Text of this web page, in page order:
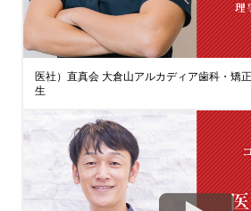
医社）直真会 大倉山アルカディア歯科・矯
生